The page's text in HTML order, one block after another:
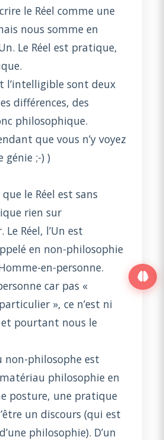
le Réel comme une
nous somme en
Le Réel est pratique,
l’intelligible sont deux
différences, des
philosophique.
que vous n’y voyez
génie ;-) )
le Réel est sans
rien sur
Le Réel, l’Un est
en non-philosophie
en-personne.
car pas «
», ce n’est ni
pourtant nous le
non-philosophe est
matériau philosophie en
posture, une pratique
un discours (qui est
philosophie). D’un